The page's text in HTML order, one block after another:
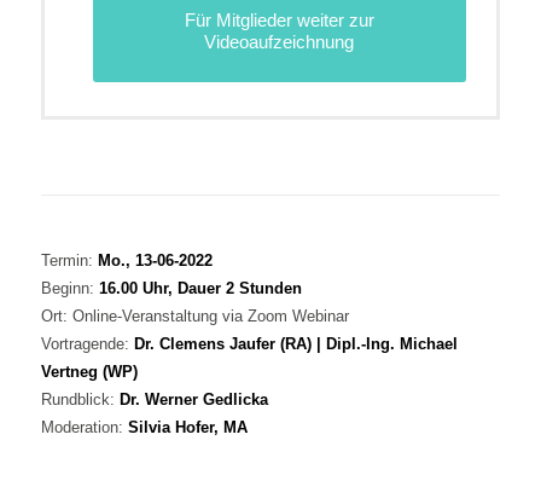
Für Mitglieder weiter zur
Videoaufzeichnung
Termi​​n: Mo., 13-06-2022
Beginn: 16.00 Uhr, Dauer 2 Stunden
Ort: Online-Veranstaltung via Zoom Webinar
Vortragende: Dr. Clemens Jaufer (RA) | Dipl.-Ing. Michael
Vertneg (WP)
Rundblick: Dr. Werner Gedlicka
Moderation: Silvia Hofer, MA